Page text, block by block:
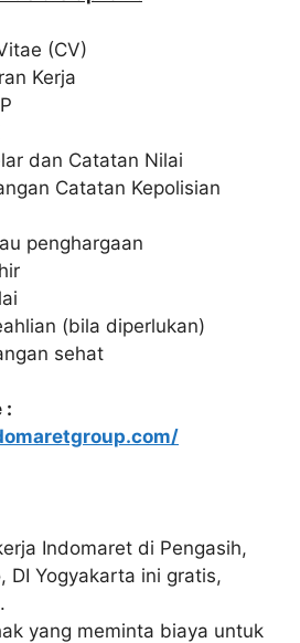
(CV)
Kerja
dan Catatan Nilai
Catatan Kepolisian
penghargaan
(bila diperlukan)
sehat
:
Indomaret di Pengasih,
DI Yogyakarta ini gratis,
yang meminta biaya untuk